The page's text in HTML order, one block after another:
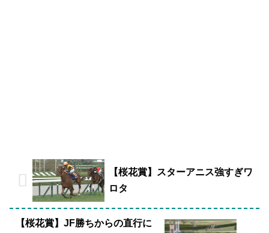
【桜花賞】スターアニス強すぎワ
ロタ
【桜花賞】JF勝ちからの直行に